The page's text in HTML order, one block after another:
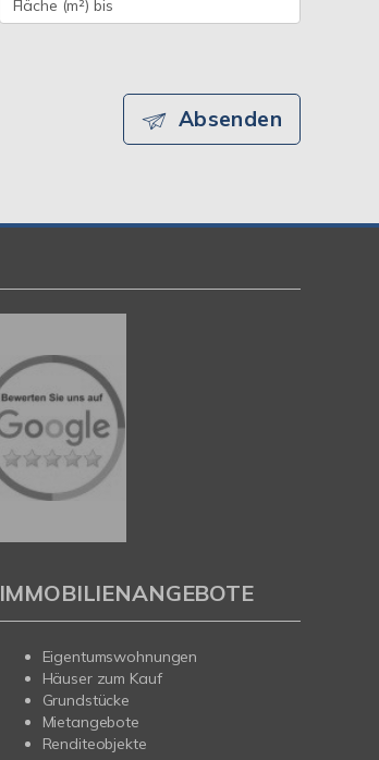
Absenden
IMMOBILIENANGEBOTE
Eigentumswohnungen
Häuser zum Kauf
Grundstücke
Mietangebote
Renditeobjekte